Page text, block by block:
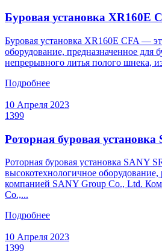
Буровая установка XR160E
Буровая установка XR160E CFA —
оборудование, предназначенное для
непрерывного литья полого шнека,
Подробнее
10 Апреля 2023
1399
Роторная буровая
Роторная буровая установка SANY
высокотехнологичное оборудование,
компанией SANY Group Co., Ltd.
Co.,...
Подробнее
10 Апреля 2023
1399